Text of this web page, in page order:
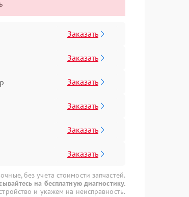
Заказать
Заказать
Заказать
Заказать
Заказать
Заказать
без учета стоимости запчастей.
на бесплатную диагностику.
и укажем на неисправность.